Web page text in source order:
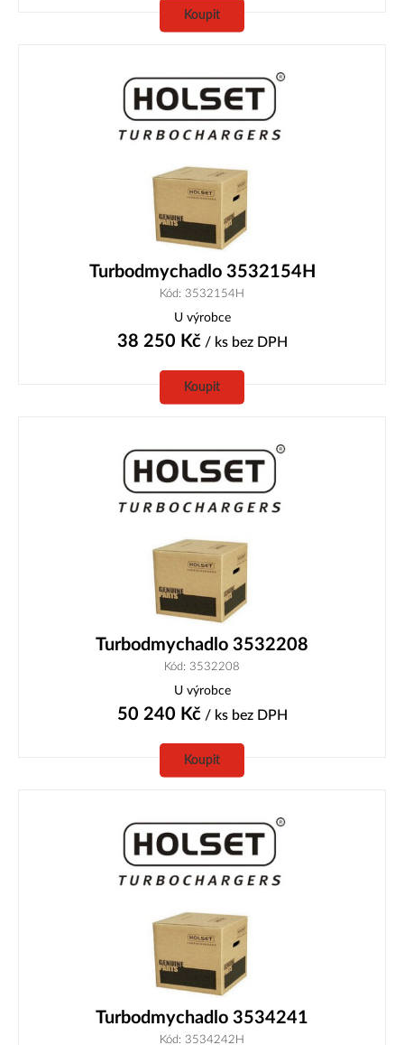
Koupit
Turbodmychadlo 3532154H
Kód: 3532154H
U výrobce
38 250 Kč/ ks bez DPH
Koupit
Turbodmychadlo 3532208
Kód: 3532208
U výrobce
50 240 Kč/ ks bez DPH
Koupit
Turbodmychadlo 3534241
Kód: 3534242H